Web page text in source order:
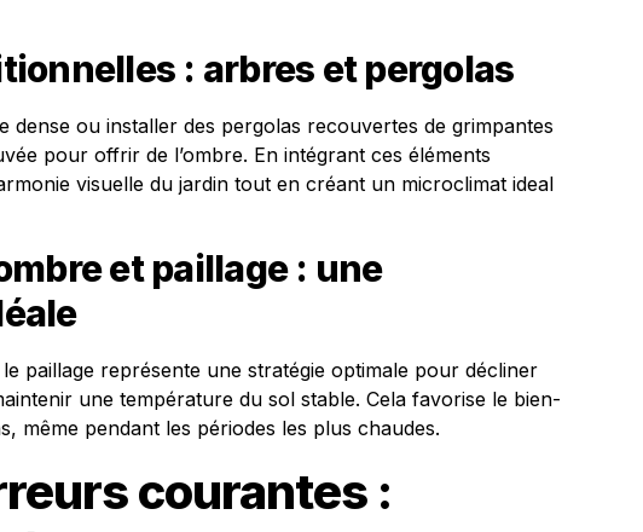
: arbres et pergolas
dense ou installer des pergolas recouvertes de grimpantes
pour offrir de l’ombre. En intégrant ces éléments
visuelle du jardin tout en créant un microclimat ideal
et paillage : une
paillage représente une stratégie optimale pour décliner
une température du sol stable. Cela favorise le bien-
même pendant les périodes les plus chaudes.
courantes :